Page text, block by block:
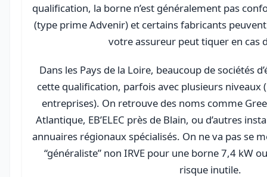
qualification, la borne n’est généralement pas
(type prime Advenir) et certains fabricants
votre assureur peut tiquer en cas
Dans les Pays de la Loire, beaucoup de sociétés
cette qualification, parfois avec plusieurs
entreprises). On retrouve des noms comme
Atlantique, EB’ELEC près de Blain, ou d’autres
annuaires régionaux spécialisés. On ne va pas se
“généraliste” non IRVE pour une borne 7,4 kW
risque inutile.